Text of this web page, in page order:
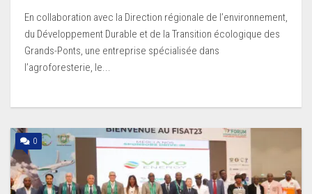
En collaboration avec la Direction régionale de l’environnement,
du Développement Durable et de la Transition écologique des
Grands-Ponts, une entreprise spécialisée dans
l’agroforesterie, le...
0